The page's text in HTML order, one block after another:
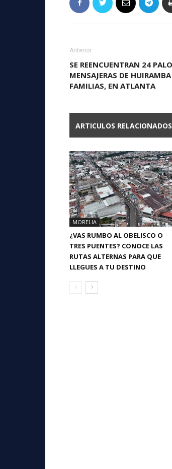
Anterior
SE REENCUENTRAN 24
MENSAJERAS DE
FAMILIAS, EN ATLANTA
ARTICULOS RELACIONADOS
MORELIA
¿VAS RUMBO AL OBELISCO O
TRES PUENTES? CONOCE LAS
RUTAS ALTERNAS PARA QUE
LLEGUES A TU DESTINO